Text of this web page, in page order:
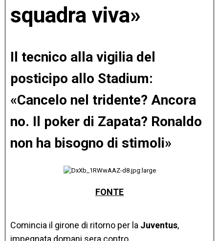
squadra viva»
Il tecnico alla vigilia del
posticipo allo Stadium:
«Cancelo nel tridente? Ancora
no. Il poker di Zapata? Ronaldo
non ha bisogno di stimoli»
FONTE
Comincia il girone di ritorno per la Juventus,
impegnata domani sera contro